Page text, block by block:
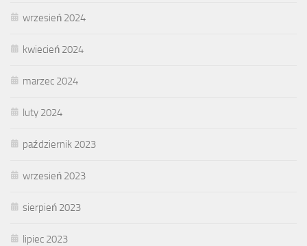
wrzesień 2024
kwiecień 2024
marzec 2024
luty 2024
październik 2023
wrzesień 2023
sierpień 2023
lipiec 2023